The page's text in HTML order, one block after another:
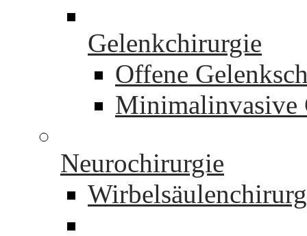
Gelenkchirurgie
Offene
Minimalinvasive
Neurochirurgie